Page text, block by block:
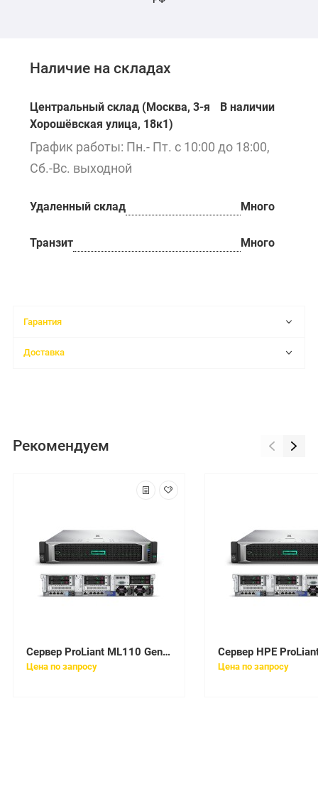
Наличие на складах
Центральный склад (Москва, 3-я
Хорошёвская улица, 18к1)
В наличии
График работы: Пн.- Пт. с 10:00 до 18:00,
Сб.-Вс. выходной
Удаленный склад Много
Транзит Много
Гарантия
Доставка
Рекомендуем
Сервер ProLiant ML110 Gen10 Silver 4110 HotPlug Tower(4.5U)/Xeon8C 2.1GHz(11Mb)/1x16GbR1D_2666/S100i(ZM/RAID 0/1/10/5)/noHDD(4/8up)LFF/noDVD/iLOstd(no port)/2NHPFan/2x1GbEth/1x550W(NHP)
Цена по запросу Цена по запросу